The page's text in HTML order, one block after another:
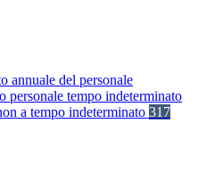
annuale del personale
personale tempo indeterminato
a tempo indeterminato 317